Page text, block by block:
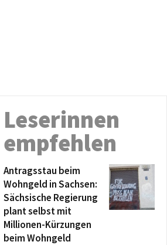
Leserinnen
empfehlen
Antragsstau beim
Wohngeld in Sachsen:
Sächsische Regierung
plant selbst mit
Millionen-Kürzungen
beim Wohngeld